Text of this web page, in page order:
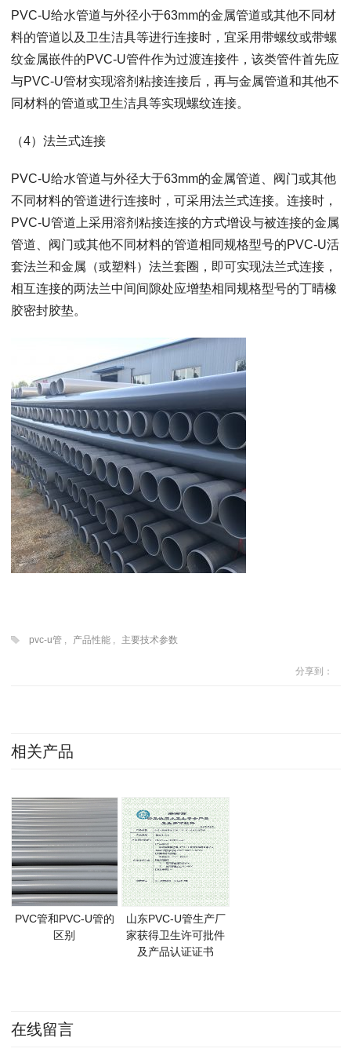
PVC-U给水管道与外径小于63mm的金属管道或其他不同材
料的管道以及卫生洁具等进行连接时，宜采用带螺纹或带螺
纹金属嵌件的PVC-U管件作为过渡连接件，该类管件首先应
与PVC-U管材实现溶剂粘接连接后，再与金属管道和其他不
同材料的管道或卫生洁具等实现螺纹连接。
（4）法兰式连接
PVC-U给水管道与外径大于63mm的金属管道、阀门或其他
不同材料的管道进行连接时，可采用法兰式连接。连接时，
PVC-U管道上采用溶剂粘接连接的方式增设与被连接的金属
管道、阀门或其他不同材料的管道相同规格型号的PVC-U活
套法兰和金属（或塑料）法兰套圈，即可实现法兰式连接，
相互连接的两法兰中间间隙处应增垫相同规格型号的丁晴橡
胶密封胶垫。
pvc-u管, 产品性能, 主要技术参数
分享到：
相关产品
PVC管和PVC-U管的
区别
山东PVC-U管生产厂
家获得卫生许可批件
及产品认证证书
在线留言